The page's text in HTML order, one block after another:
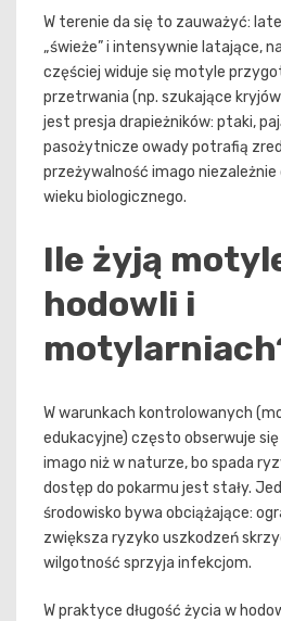
W terenie da się to zauważyć:
„świeże” i intensywnie latające,
częściej widuje się motyle
przetrwania (np. szukające
jest presja drapieżników: ptaki,
pasożytnicze owady potrafią
przeżywalność imago niezależnie
wieku biologicznego.
Ile żyją
hodowli i
W warunkach kontrolowanych
edukacyjne) często obserwuje się
imago niż w naturze, bo spada
dostęp do pokarmu jest stały.
środowisko bywa obciążające:
zwiększa ryzyko uszkodzeń
wilgotność sprzyja infekcjom.
W praktyce długość życia w